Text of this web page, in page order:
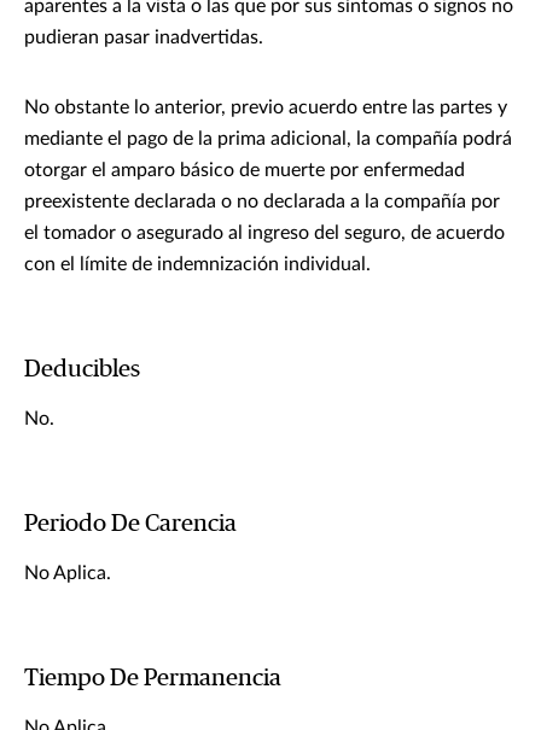
aparentes a la vista o las que por sus síntomas o signos no
pudieran pasar inadvertidas.
No obstante lo anterior, previo acuerdo entre las partes y
mediante el pago de la prima adicional, la compañía podrá
otorgar el amparo básico de muerte por enfermedad
preexistente declarada o no declarada a la compañía por
el tomador o asegurado al ingreso del seguro, de acuerdo
con el límite de indemnización individual.
Deducibles
No.
Periodo De Carencia
No Aplica.
Tiempo De Permanencia